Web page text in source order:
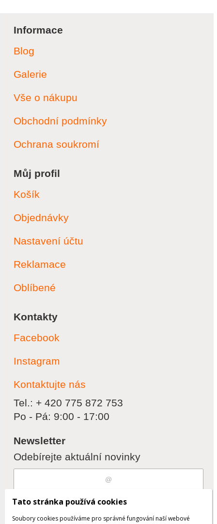
Informace
Blog
Galerie
Vše o nákupu
Obchodní podmínky
Ochrana soukromí
Můj profil
Košík
Objednávky
Nastavení účtu
Reklamace
Oblíbené
Kontakty
Facebook
Instagram
Kontaktujte nás
Tel.: + 420 775 872 753
Po - Pá: 9:00 - 17:00
Newsletter
Odebírejte aktuální novinky
Souhlasím szpracováním osobních
údajů
Tato stránka používá cookies
Soubory cookies používáme pro správné fungování naší webové